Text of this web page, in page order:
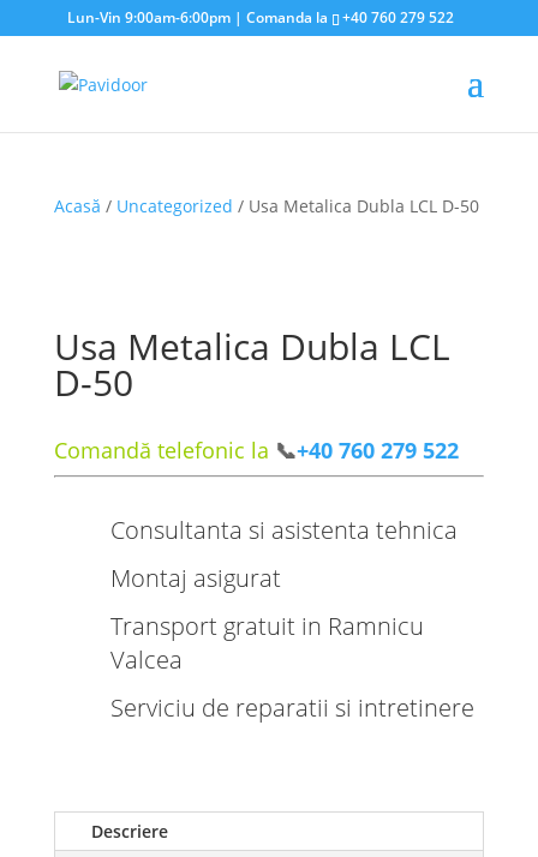
Lun-Vin 9:00am-6:00pm | Comanda la +40 760 279 522
Acasă / Uncategorized / Usa Metalica Dubla LCL D-50
Usa Metalica Dubla LCL
D-50
Comandă telefonic la 📞+40 760 279 522
Consultanta si asistenta tehnica
Montaj asigurat
Transport gratuit in Ramnicu
Valcea
Serviciu de reparatii si intretinere
Descriere